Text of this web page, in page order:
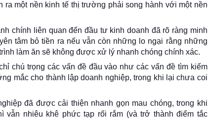
một nền kinh tế thị trường phải song hành với một nền
chính liên quan đến đầu tư kinh doanh đã rõ ràng minh
tâm bỏ tiền ra nếu vẫn còn những lo ngại rằng những
làm ăn sẽ không được xử lý nhanh chóng chính xác.
chú trọng các vấn đề đầu vào như các vấn đề tìm kiếm
mắc cho thành lập doanh nghiệp, trong khi lại chưa coi
đã được cải thiện nhanh gọn mau chóng, trong khi
vẫn nhiêu khê phức tạp rối rắm (và trở thành điểm tắc